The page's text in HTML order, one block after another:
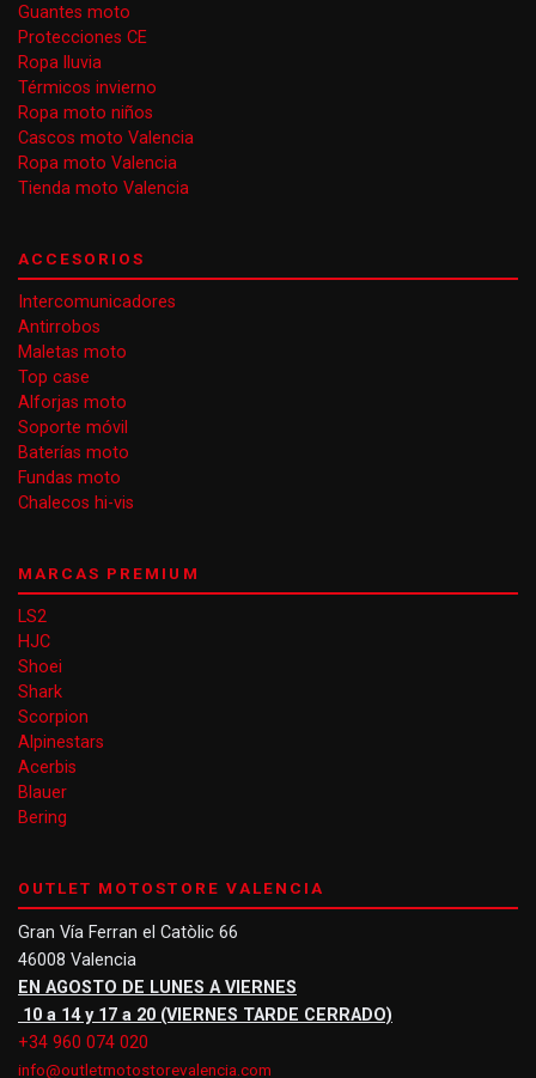
Guantes moto
Protecciones CE
Ropa lluvia
Térmicos invierno
Ropa moto niños
Cascos moto Valencia
Ropa moto Valencia
Tienda moto Valencia
ACCESORIOS
Intercomunicadores
Antirrobos
Maletas moto
Top case
Alforjas moto
Soporte móvil
Baterías moto
Fundas moto
Chalecos hi-vis
MARCAS PREMIUM
LS2
HJC
Shoei
Shark
Scorpion
Alpinestars
Acerbis
Blauer
Bering
OUTLET MOTOSTORE VALENCIA
Gran Vía Ferran el Catòlic 66
46008 Valencia
EN AGOSTO DE LUNES A VIERNES
10 a 14 y 17 a 20 (VIERNES TARDE CERRADO)
+34 960 074 020
info@outletmotostorevalencia.com